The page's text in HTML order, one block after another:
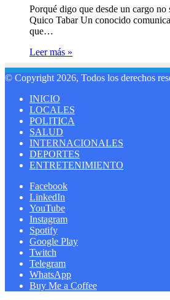
Porqué digo que desde un cargo
Quico Tabar Un conocido
que…
Leer más »
© Copyright 2026, Todos los derechos
INICIO
LOCALES
POLITICA
SALUD
INTERNACIONALES
DEPORTES
ENTRETENIMIENTO
Facebook
LinkedIn
YouTube
Instagram
Spotify
Google Play
Twitch
Telegram
WhatsApp
Buy Me a Coffee